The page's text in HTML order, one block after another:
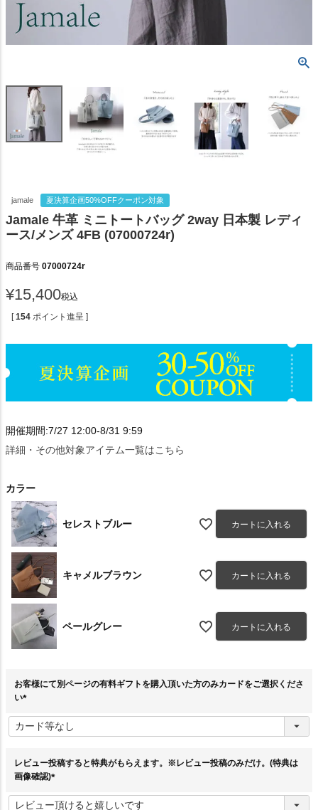
jamale 夏決算企画50%OFFクーポン対象
Jamale 牛革 ミニトートバッグ 2way 日本製 レディ
ース/メンズ 4FB (07000724r)
商品番号 07000724r
¥15,400税込
[ 154 ポイント進呈 ]
開催期間:7/27 12:00-8/31 9:59
詳細・その他対象アイテム一覧はこちら
カラー
セレストブルー カートに入れる
キャメルブラウン カートに入れる
ペールグレー カートに入れる
お客様にて別ページの有料ギフトを購入頂いた方のみカードをご選択くださ
い
必
須
レビュー投稿すると特典がもらえます。※レビュー投稿のみだけ。(特典は
画像確認)
必